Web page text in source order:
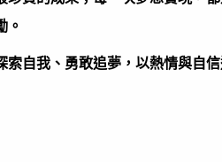
。
自我、勇敢追夢，以熱情與自